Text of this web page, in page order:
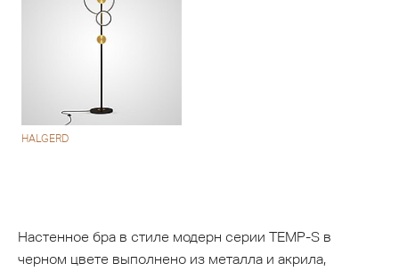
HALGERD
Настенное бра в стиле модерн серии TEMP-S в
черном цвете выполнено из металла и акрила,